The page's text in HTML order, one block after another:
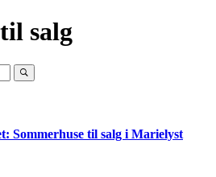
salg
Sommerhuse til salg i Marielyst